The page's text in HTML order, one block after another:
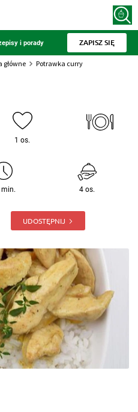
i porady ZAPISZ SIĘ
główne Potrawka curry
1 os.
min. 4 os.
UDOSTĘPNIJ